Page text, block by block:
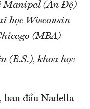
Manipal (Ấn Độ)
học Wisconsin
(MBA)
(B.S.), khoa học
đầu Nadella